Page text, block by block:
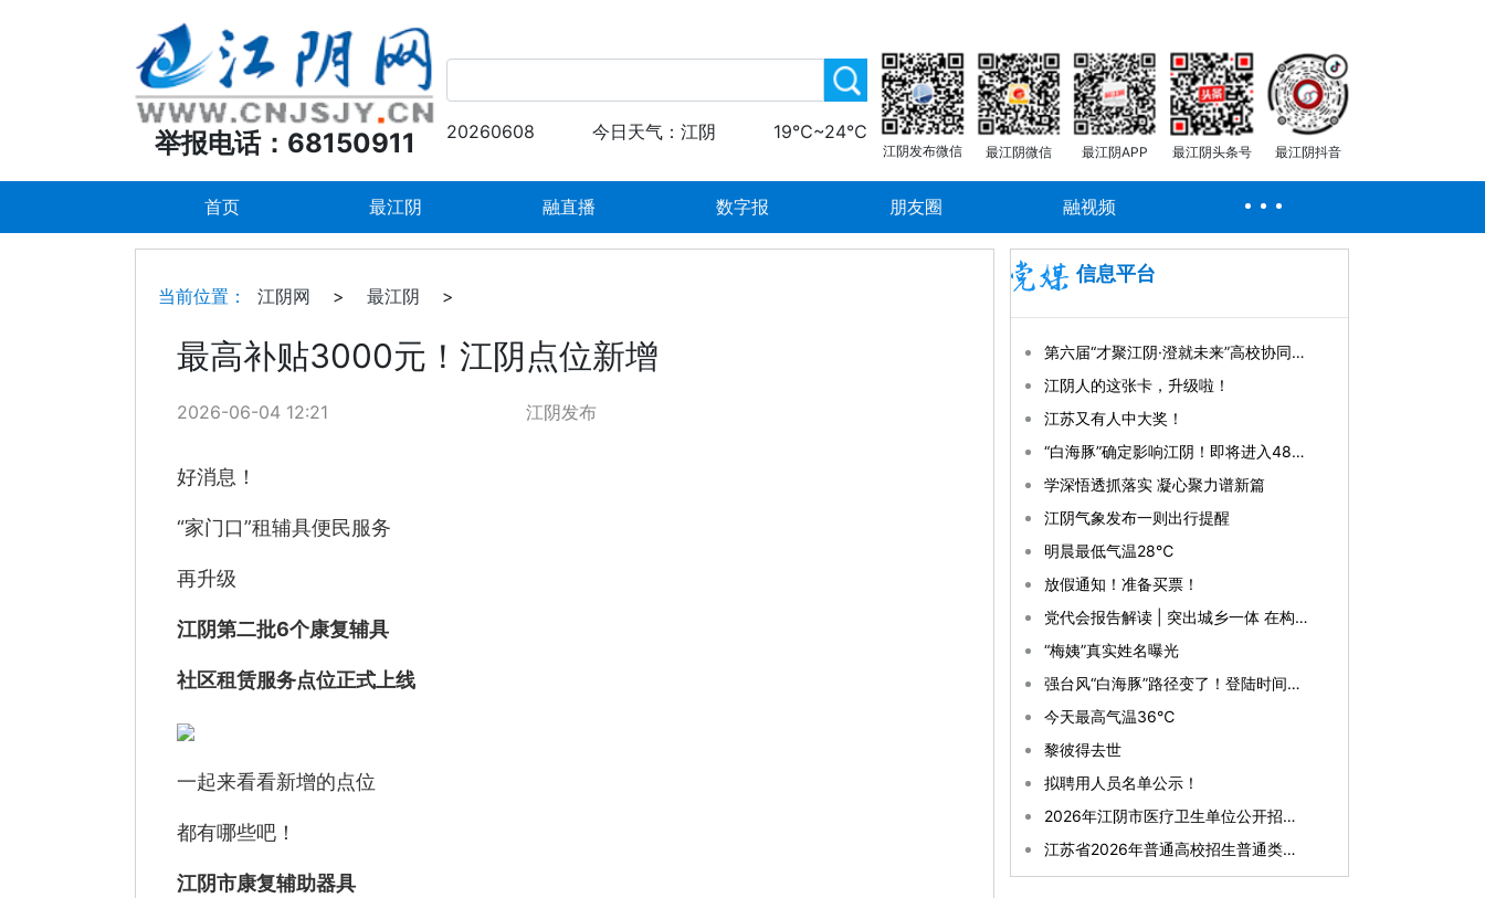
举报电话：68150911 20260608 今日天气：江阴 19℃~24℃
江阴发布微信 最江阴微信 最江阴APP 最江阴头条号 最江阴抖音
首页 最江阴 融直播 数字报 朋友圈 融视频
当前位置： 江阴网 > 最江阴 >
最高补贴3000元！江阴点位新增
2026-06-04 12:21 江阴发布
好消息！
“家门口”租辅具便民服务
再升级
江阴第二批6个康复辅具
社区租赁服务点位正式上线
一起来看看新增的点位
都有哪些吧！
江阴市康复辅助器具
信息平台
第六届“才聚江阴·澄就未来”高校协同引才发展大会暨AI赋能人才发展交流会开幕
江阴人的这张卡，升级啦！
江苏又有人中大奖！
“白海豚”确定影响江阴！即将进入48小时警戒线！
学深悟透抓落实 凝心聚力谱新篇
江阴气象发布一则出行提醒
明晨最低气温28℃
放假通知！准备买票！
党代会报告解读 | 突出城乡一体 在构建融合发展新格局上全面发力
“梅姨”真实姓名曝光
强台风“白海豚”路径变了！登陆时间更新！
今天最高气温36℃
黎彼得去世
拟聘用人员名单公示！
2026年江阴市医疗卫生单位公开招聘合同制工作人员笔试公告
江苏省2026年普通高校招生普通类专科批次征求志愿投档线